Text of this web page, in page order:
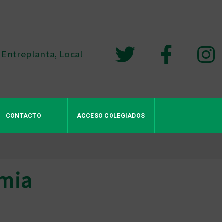
Local
CONTACTO ACCESO COLEGIADOS